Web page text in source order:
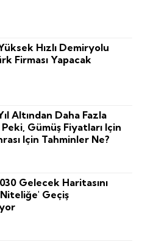
Hızlı Demiryolu
Firması Yapacak
Altından Daha Fazla
Peki, Gümüş Fiyatları Için
Için Tahminler Ne?
Gelecek Haritasını
Geçiş